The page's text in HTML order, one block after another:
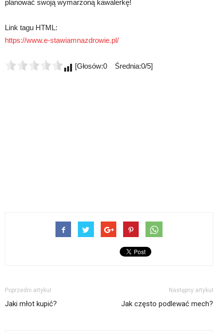
planować swoją wymarzoną kawalerkę!
Link tagu HTML:
https://www.e-stawiamnazdrowie.pl/
[Głosów:0 Średnia:0/5]
Poprzedni artykuł
Jaki młot kupić?
Następny artykuł
Jak często podlewać mech?